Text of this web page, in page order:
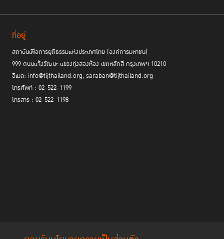
ที่อยู่
สถาบันเพื่อการยุติธรรมแห่งประเทศไทย (องค์การมหาชน)
999 ถนนแจ้งวัฒนะ แขวงทุ่งสองห้อง เขตหลักสี่ กรุงเทพฯ 10210
อีเมล: info@tijthailand.org, saraban@tijthailand.org
โทรศัพท์ : 02-522-1199
โทรสาร : 02-522-1198